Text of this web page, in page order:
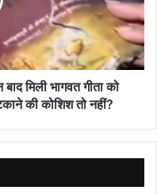
मिली भागवत गीता को
की कोशिश तो नहीं?